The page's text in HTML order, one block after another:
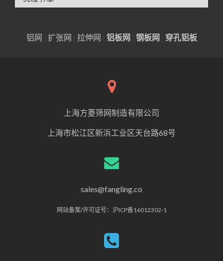
铝网 扩张网 拉伸网 铝板网 钢板网 穿孔铝板
上海方菱筛网制造有限公司
上海市松江区新浜工业区天台路68号
sales@fangling.co
网站备案/许可证号：沪ICP备16012302-1